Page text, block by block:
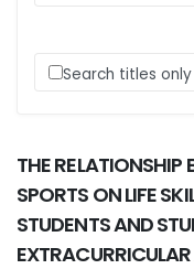
Search titles only
THE RELATIONSHIP
SPORTS ON LIFE
STUDENTS AND